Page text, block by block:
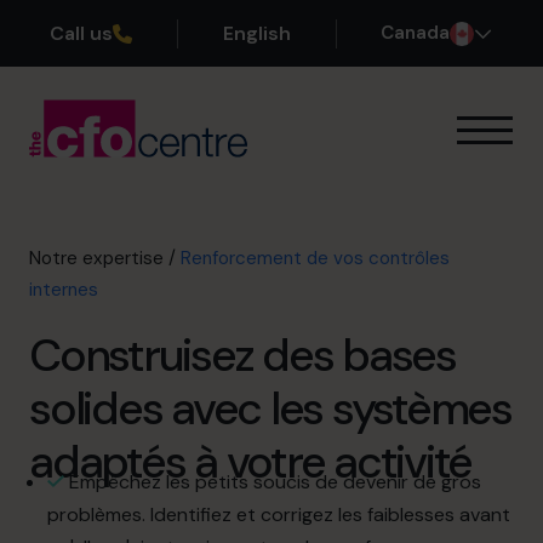
Call us English Canada
Nos CFO
Réussites
Rejoindre l’Équipe
Réservez une session de découverte
514-906-8839
Notre expertise / Renforcement de vos contrôles
internes
Construisez des bases
solides avec les systèmes
adaptés à votre activité
Empêchez les petits soucis de devenir de gros
problèmes. Identifiez et corrigez les faiblesses avant